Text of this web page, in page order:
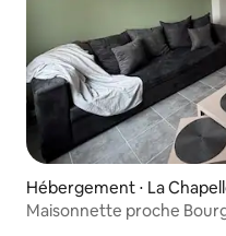
Hébergement ⋅ La
Maisonnette proche